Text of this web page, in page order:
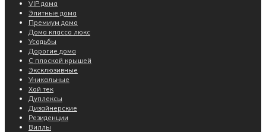
VIP дома
Элитные дома
Премиум дома
Дома класса люкс
Усадьбы
Дорогие дома
С плоской крышей
Эксклюзивные
Уникальные
Хай тек
Дуплексы
Дизайнерские
Резиденции
Виллы